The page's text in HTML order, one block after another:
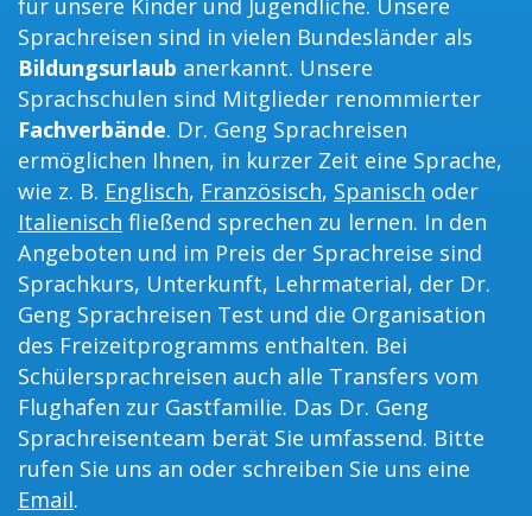
für unsere Kinder und Jugendliche. Unsere
Sprachreisen sind in vielen Bundesländer als
Bildungsurlaub anerkannt. Unsere
Sprachschulen sind Mitglieder renommierter
Fachverbände. Dr. Geng Sprachreisen
ermöglichen Ihnen, in kurzer Zeit eine Sprache,
wie z. B. Englisch, Französisch, Spanisch oder
Italienisch fließend sprechen zu lernen. In den
Angeboten und im Preis der Sprachreise sind
Sprachkurs, Unterkunft, Lehrmaterial, der Dr.
Geng Sprachreisen Test und die Organisation
des Freizeitprogramms enthalten. Bei
Schülersprachreisen auch alle Transfers vom
Flughafen zur Gastfamilie. Das Dr. Geng
Sprachreisenteam berät Sie umfassend. Bitte
rufen Sie uns an oder schreiben Sie uns eine
Email.